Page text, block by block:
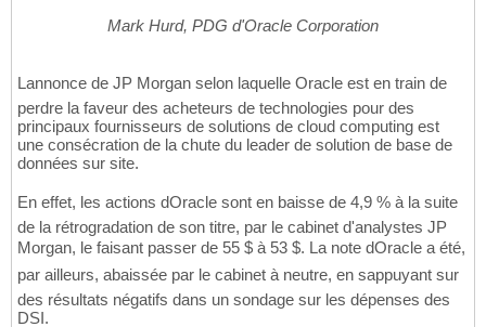
Mark Hurd, PDG d'Oracle Corporation
Lannonce de JP Morgan selon laquelle Oracle est en train de
perdre la faveur des acheteurs de technologies pour des
principaux fournisseurs de solutions de cloud computing est
une consécration de la chute du leader de solution de base de
données sur site.
En effet, les actions dOracle sont en baisse de 4,9 % à la suite
de la rétrogradation de son titre, par le cabinet d'analystes JP
Morgan, le faisant passer de 55 $ à 53 $. La note dOracle a été,
par ailleurs, abaissée par le cabinet à neutre, en sappuyant sur
des résultats négatifs dans un sondage sur les dépenses des
DSI.